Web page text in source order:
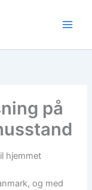
på
hjemmet
og med